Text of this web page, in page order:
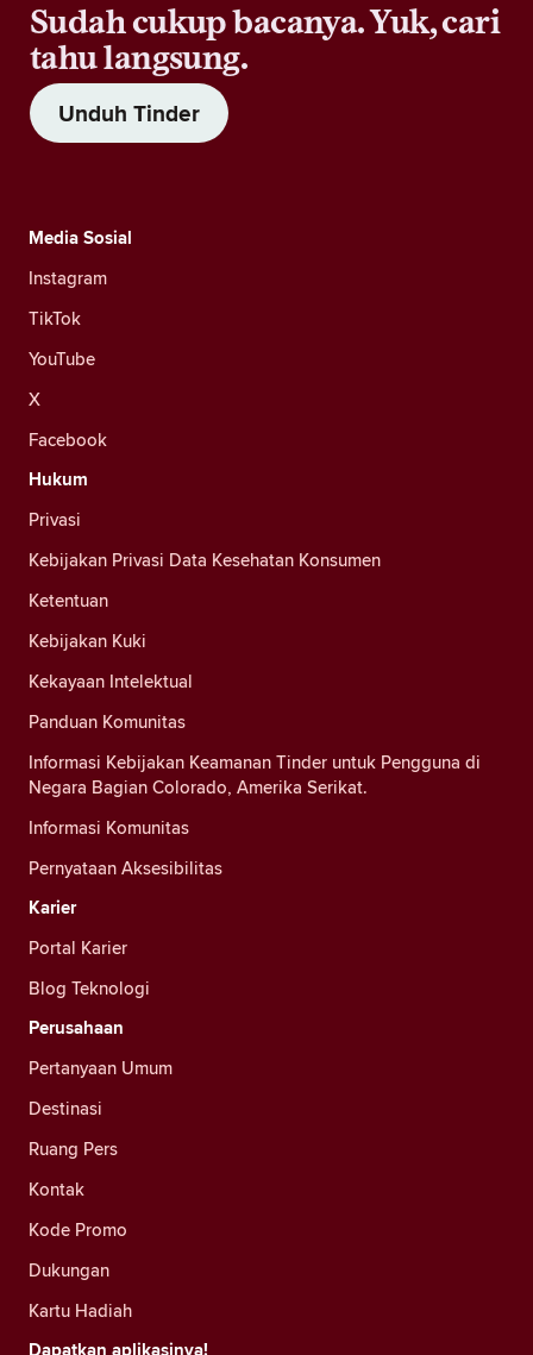
Sudah cukup bacanya. Yuk, cari
tahu langsung.
Unduh Tinder
Media Sosial
Instagram
TikTok
YouTube
X
Facebook
Hukum
Privasi
Kebijakan Privasi Data Kesehatan Konsumen
Ketentuan
Kebijakan Kuki
Kekayaan Intelektual
Panduan Komunitas
Informasi Kebijakan Keamanan Tinder untuk Pengguna di
Negara Bagian Colorado, Amerika Serikat.
Informasi Komunitas
Pernyataan Aksesibilitas
Karier
Portal Karier
Blog Teknologi
Perusahaan
Pertanyaan Umum
Destinasi
Ruang Pers
Kontak
Kode Promo
Dukungan
Kartu Hadiah